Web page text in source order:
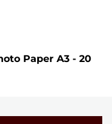
Paper A3 - 20